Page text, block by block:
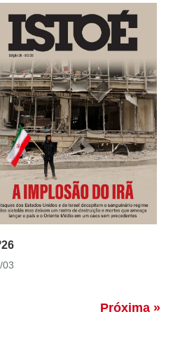
03
Próxima »